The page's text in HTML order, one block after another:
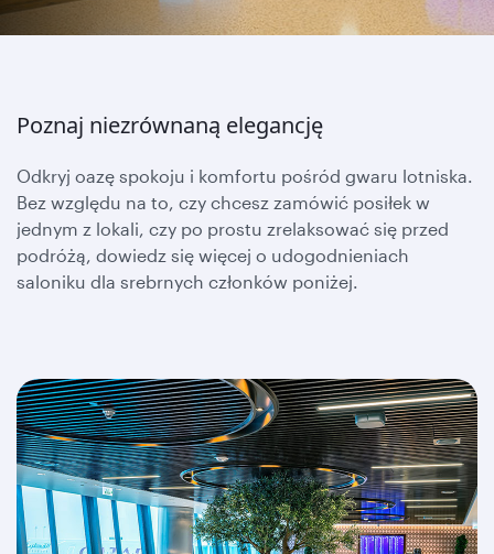
Poznaj niezrównaną elegancję
Odkryj oazę spokoju i komfortu pośród gwaru lotniska.
Bez względu na to, czy chcesz zamówić posiłek w
jednym z lokali, czy po prostu zrelaksować się przed
podróżą, dowiedz się więcej o udogodnieniach
saloniku dla srebrnych członków poniżej.